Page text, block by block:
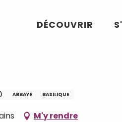
DÉCOUVRIR
ABBAYE BASILIQUE
M'y rendre